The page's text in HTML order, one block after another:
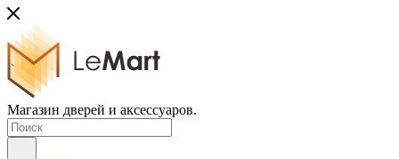
Магазин дверей и аксессуаров.